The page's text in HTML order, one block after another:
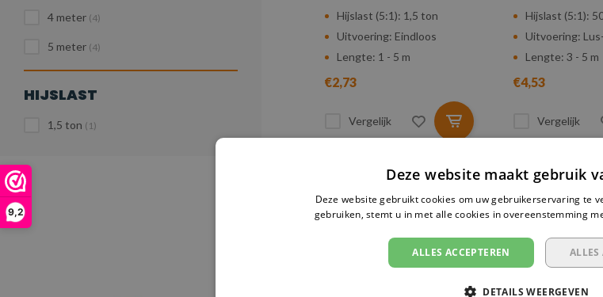
9,2
4 meter (4)
5 meter (4)
HIJSLAST
1,5 ton (1)
Hijslast (5:1): 1,5 ton
Uitvoering: Eindloos
Lengte: 1 - 5 m
€2,73
Vergelijk
Hijslast (5:1):
Uitvoering:
Lengte: 3 - 5 m
€4,53
Vergelijk
NEEM CONTACT
Deze website maakt gebruik
Deze website gebruikt cookies om uw gebruikerservaring te
gebruiken, stemt u in met alle cookies in overeenstemming
ALLES ACCEPTEREN ALLES
DETAILS WEERGEVEN